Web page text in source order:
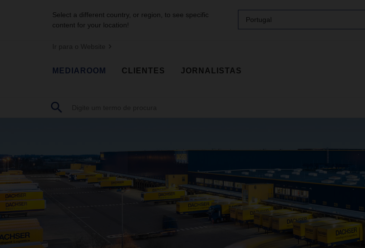
Select a different country, or region, to see specific
content for your location!
Portugal
Ir para o Website
MEDIAROOM CLIENTES JORNALISTAS